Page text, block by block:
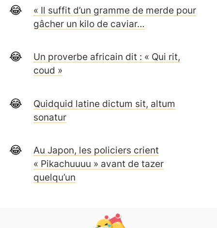
« Il suffit d’un gramme de merde pour
gâcher un kilo de caviar…
Un proverbe africain dit : « Qui rit,
coud »
Quidquid latine dictum sit, altum
sonatur
Au Japon, les policiers crient
« Pikachuuuu » avant de tazer
quelqu’un